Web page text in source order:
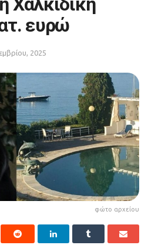
ευρώ
2025
φώτο αρχείου